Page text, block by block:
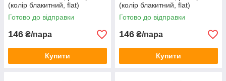
(колір блакитний, flat)
Готово до відправки
146 ₴/пара
Купити
(колір блакитний, flat)
Готово до відправки
146 ₴/пара
Купити